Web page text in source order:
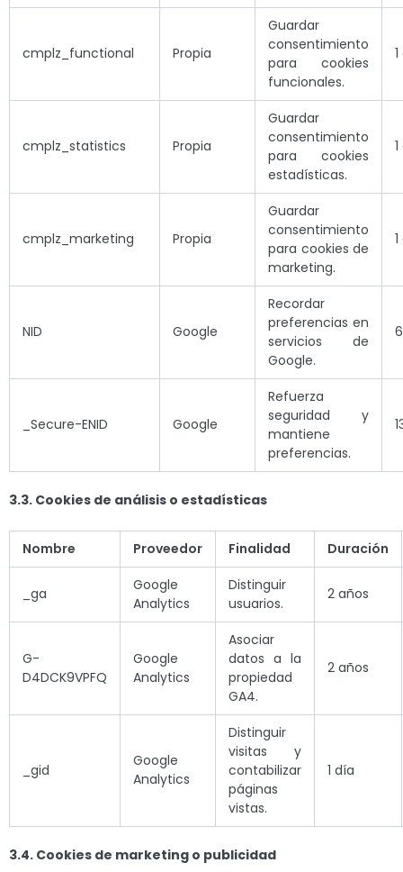
cmplz_functional Propia
Guardar
consentimiento
para cookies
funcionales.
cmplz_statistics Propia
Guardar
consentimiento
para cookies
estadísticas.
cmplz_marketing Propia
Guardar
consentimiento
para cookies de
marketing.
NID Google
Recordar
preferencias en
servicios de
Google.
_Secure-ENID Google
Refuerza
seguridad y
mantiene
preferencias.
3.3. Cookies de análisis o estadísticas
Nombre Proveedor Finalidad Duración
_ga
Google
Analytics
Distinguir
usuarios.
2 años
G-
D4DCK9VPFQ
Google
Analytics
Asociar
datos a la
propiedad
GA4.
2 años
_gid
Google
Analytics
Distinguir
visitas y
contabilizar
páginas
vistas.
1 día
3.4. Cookies de marketing o publicidad